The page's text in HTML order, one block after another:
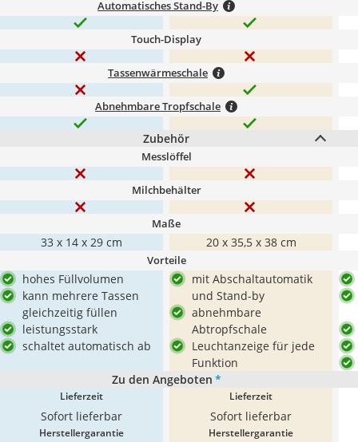
Automatisches Stand-By
Touch-Display
Tassenwärmeschale
Abnehmbare Tropfschale
Zubehör
Messlöffel
Milchbehälter
Maße
33 x 14 x 29 cm 20 x 35,5 x 38 cm
Vorteile
hohes Füllvolumen
kann mehrere Tassen
gleichzeitig füllen
leistungsstark
schaltet automatisch ab
mit Abschaltautomatik
und Stand-by
abnehmbare
Abtropfschale
Leuchtanzeige für jede
Funktion
Zu den Angeboten *
Lieferzeit
Sofort lieferbar
Lieferzeit
Sofort lieferbar
Herstellergarantie Herstellergarantie